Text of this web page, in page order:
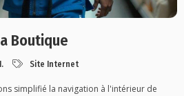
Boutique
Site Internet
simplifié la navigation à l'intérieur de